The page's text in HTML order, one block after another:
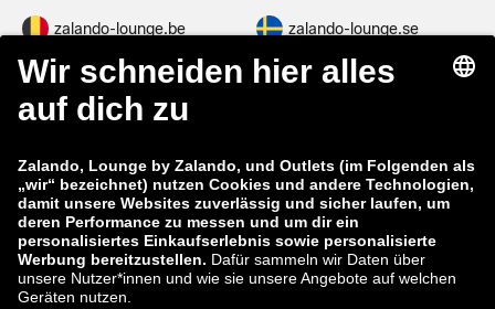
zalando-lounge.be zalando-lounge.se
zalando-lounge.fi zalando-lounge.dk
zalando-lounge.co.uk
zalando-prive.es zalando-lounge.cz
zalando-lounge.lt zalando-lounge.sk
zalando-lounge.ro zalando-lounge.hr